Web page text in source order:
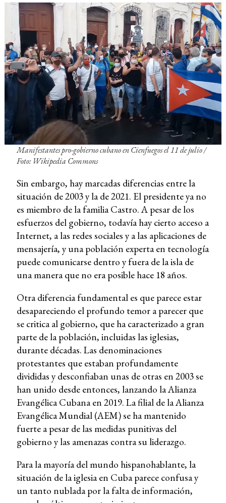
Manifestantes pro-gobierno cubano en Cienfuegos el 11 de julio/
Foto: Wikipedia Commons
Sin embargo, hay marcadas diferencias entre la
situación de 2003 y la de 2021. El presidente ya no
es miembro de la familia Castro. A pesar de los
esfuerzos del gobierno, todavía hay cierto acceso a
Internet, a las redes sociales y a las aplicaciones de
mensajería, y una población experta en tecnología
puede comunicarse dentro y fuera de la isla de
una manera que no era posible hace 18 años.
Otra diferencia fundamental es que parece estar
desapareciendo el profundo temor a parecer que
se critica al gobierno, que ha caracterizado a gran
parte de la población, incluidas las iglesias,
durante décadas. Las denominaciones
protestantes que estaban profundamente
divididas y desconfiaban unas de otras en 2003 se
han unido desde entonces, lanzando la Alianza
Evangélica Cubana en 2019. La filial de la Alianza
Evangélica Mundial (AEM) se ha mantenido
fuerte a pesar de las medidas punitivas del
gobierno y las amenazas contra su liderazgo.
Para la mayoría del mundo hispanohablante, la
situación de la iglesia en Cuba parece confusa y
un tanto nublada por la falta de información,